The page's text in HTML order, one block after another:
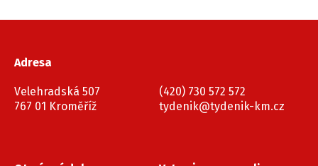
Adresa
Velehradská 507
767 01 Kroměříž
(420) 730 572 572
tydenik@tydenik-km.cz